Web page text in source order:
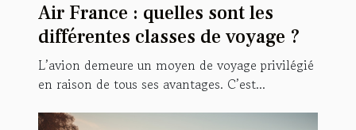
Air France : quelles sont les
différentes classes de voyage ?
L’avion demeure un moyen de voyage privilégié
en raison de tous ses avantages. C’est...